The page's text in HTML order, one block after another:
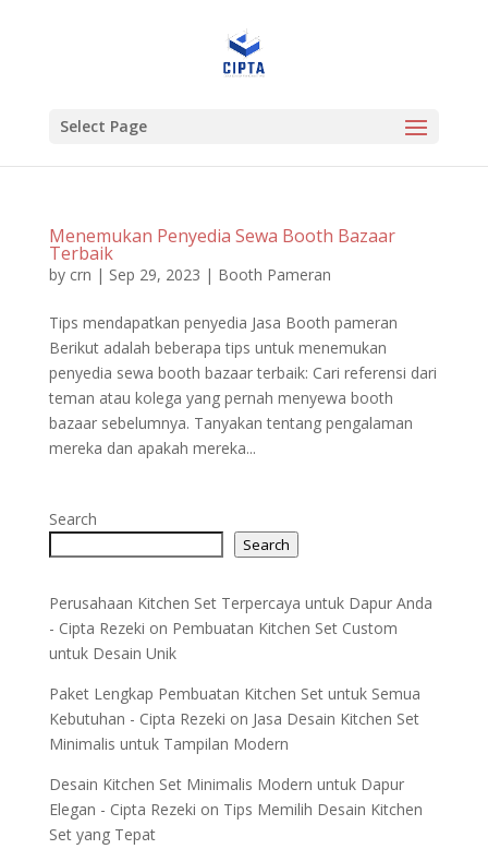
Select Page
Menemukan Penyedia Sewa Booth Bazaar
Terbaik
by crn | Sep 29, 2023 | Booth Pameran
Tips mendapatkan penyedia Jasa Booth pameran
Berikut adalah beberapa tips untuk menemukan
penyedia sewa booth bazaar terbaik: Cari referensi dari
teman atau kolega yang pernah menyewa booth
bazaar sebelumnya. Tanyakan tentang pengalaman
mereka dan apakah mereka...
Search
Search
Perusahaan Kitchen Set Terpercaya untuk Dapur Anda
- Cipta Rezeki on Pembuatan Kitchen Set Custom
untuk Desain Unik
Paket Lengkap Pembuatan Kitchen Set untuk Semua
Kebutuhan - Cipta Rezeki on Jasa Desain Kitchen Set
Minimalis untuk Tampilan Modern
Desain Kitchen Set Minimalis Modern untuk Dapur
Elegan - Cipta Rezeki on Tips Memilih Desain Kitchen
Set yang Tepat